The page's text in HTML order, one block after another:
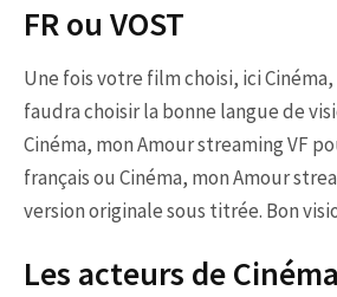
FR ou VOST
Une fois votre film choisi, ici
faudra choisir la bonne langue de
Cinéma, mon Amour streaming VF
français ou Cinéma, mon Amour
version originale sous titrée. Bon
Les acteurs de